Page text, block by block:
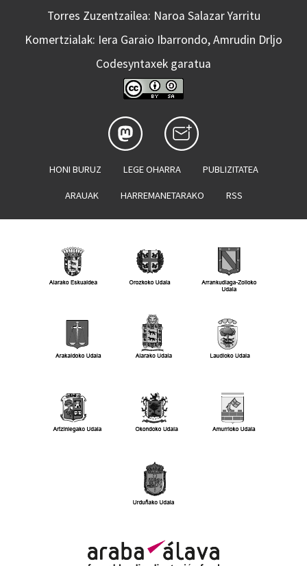
Torres Zuzentzailea: Naroa Salazar Yarritu
Komertzialak: Iera Garaio Ibarrondo, Amrudin Drljo
Codesyntaxek garatua
HONI BURUZ LEGE OHARRA PUBLIZITATEA
ARAUAK HARREMANETARAKO RSS